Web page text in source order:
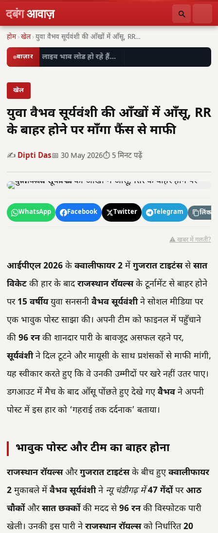
दबंगआवाज़
होम ›खेल ›युवा वैभव सूर्यवंशी की आँखों में आँसू, RR…
बाज़ार लाइव भाव लोड हो रहे हैं…
खेल
युवा वैभव सूर्यवंशी की आँखों में आँसू, RR
के बाहर होने पर माँगा फैंस से माफी
✍️ Dipti Das📅 30 May 2026⏱️ 5 मिनट पढ़ें
WhatsApp Facebook Twitter Telegram लिंक
⚠️ खबर में गलती?
आईपीएल 2026 के क्वालीफायर 2 में गुजरात टाइटंससेसात
विकेट की हार के बादराजस्थान रॉयल्सके टूर्नामेंट से बाहर होने
पर 15 वर्षीययुवा सनसनी वैभव सूर्यवंशीने सोशल मीडिया पर
एक भावुक पोस्ट साझा की। अपनी टीम को फाइनल में पहुँचाने
की 96 रनकी शानदार पारी के बावजूद असफल रहने पर,
सूर्यवंशीने दिल टूटने और मायूसी के साथ प्रशंसकों से माफी मांगी,
यह स्वीकार करते हुए कि वे उनकी उम्मीदों पर खरे नहीं उतर पाए।
डगआउट में मैच के बाद आँसू पोंछते हुए देखे गएवैभवने अपनी
पोस्ट में इस हार को ‘गहराई तक दर्दनाक’ बताया।
भावुक पोस्ट और टीम का बाहर होना
राजस्थान रॉयल्सऔरगुजरात टाइटंसके बीच हुएक्वालीफायर
2 मुकाबले में वैभव सूर्यवंशीने न्यू चंडीगढ़ में 47 गेंदोंपरआठ
चौकोंऔरसात छक्कोंकी मदद से96 रनकी विस्फोटक पारी
खेली। उनकी इस पारी नेराजस्थान रॉयल्सको निर्धारित20